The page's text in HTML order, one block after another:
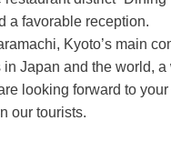
a favorable reception.
Kyoto’s main
Japan and the world, a
looking forward to
our tourists.